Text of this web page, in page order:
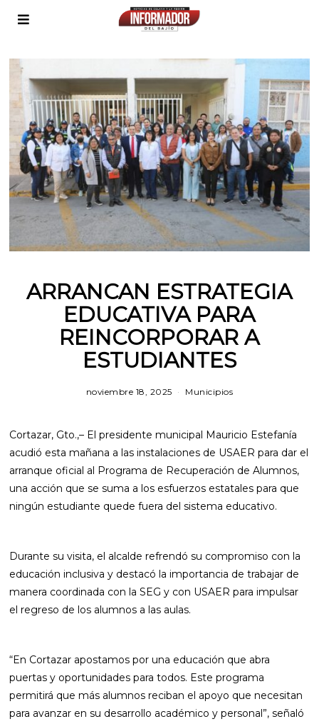
ARRANCAN ESTRATEGIA
EDUCATIVA PARA
REINCORPORAR A
ESTUDIANTES
noviembre 18, 2025 m
o
1
,
2
0
2
Municipios
Cortazar, Gto.,– El presidente municipal Mauricio Estefanía
acudió esta mañana a las instalaciones de USAER para dar el
arranque oficial al Programa de Recuperación de Alumnos,
una acción que se suma a los esfuerzos estatales para que
ningún estudiante quede fuera del sistema educativo.
Durante su visita, el alcalde refrendó su compromiso con la
educación inclusiva y destacó la importancia de trabajar de
manera coordinada con la SEG y con USAER para impulsar
el regreso de los alumnos a las aulas.
“En Cortazar apostamos por una educación que abra
puertas y oportunidades para todos. Este programa
permitirá que más alumnos reciban el apoyo que necesitan
para avanzar en su desarrollo académico y personal”, señaló